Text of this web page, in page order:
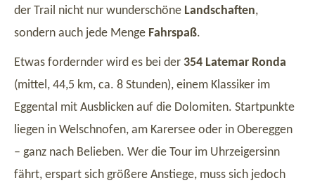
der Trail nicht nur wunderschöne Landschaften,
sondern auch jede Menge Fahrspaß.
Etwas fordernder wird es bei der 354 Latemar Ronda
(mittel, 44,5 km, ca. 8 Stunden), einem Klassiker im
Eggental mit Ausblicken auf die Dolomiten. Startpunkte
liegen in Welschnofen, am Karersee oder in Obereggen
– ganz nach Belieben. Wer die Tour im Uhrzeigersinn
fährt, erspart sich größere Anstiege, muss sich jedoch